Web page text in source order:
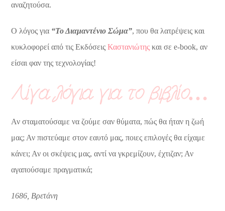
αναζητούσα.
Ο λόγος για “Το Διαμαντένιο Σώμα”, που θα λατρέψεις και
κυκλοφορεί από τις ΕκδόσειςΚαστανιώτης και σε e-book, αν
είσαι φαν της τεχνολογίας!
Λίγα λόγια για το βιβλίο…
Αν σταματούσαμε να ζούμε σαν θύματα, πώς θα ήταν η ζωή
μας; Αν πιστεύαμε στον εαυτό μας, ποιες επιλογές θα είχαμε
κάνει; Αν οι σκέψεις μας, αντί να γκρεμίζουν, έχτιζαν; Αν
αγαπούσαμε πραγματικά;
1686, Βρετάνη